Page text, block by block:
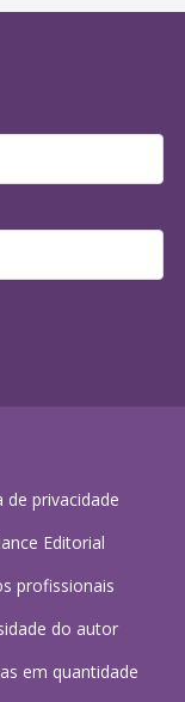
de privacidade
Editorial
profissionais
do autor
em quantidade